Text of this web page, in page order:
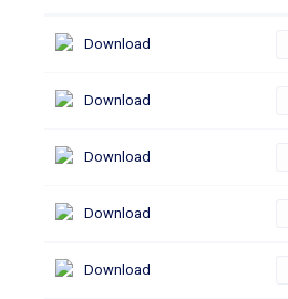
Download
Download
Download
Download
Download